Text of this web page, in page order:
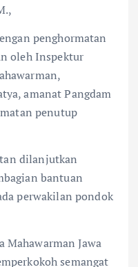
penghormatan
oleh Inspektur
amanat Pangdam
penutup
dilanjutkan
bantuan
perwakilan pondok
Mahawarman Jawa
semangat